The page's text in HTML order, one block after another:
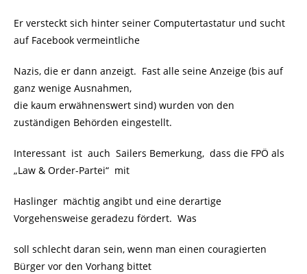
Er versteckt sich hinter seiner Computertastatur und sucht
auf Facebook vermeintliche
Nazis, die er dann anzeigt. Fast alle seine Anzeige (bis auf
ganz wenige Ausnahmen,
die kaum erwähnenswert sind) wurden von den
zuständigen Behörden eingestellt.
Interessant ist auch Sailers Bemerkung, dass die FPÖ als
„Law & Order-Partei“ mit
Haslinger mächtig angibt und eine derartige
Vorgehensweise geradezu fördert. Was
soll schlecht daran sein, wenn man einen couragierten
Bürger vor den Vorhang bittet